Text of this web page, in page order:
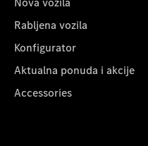
Rabljena vozila
Konfigurator
Aktualna ponuda i akcije
Accessories